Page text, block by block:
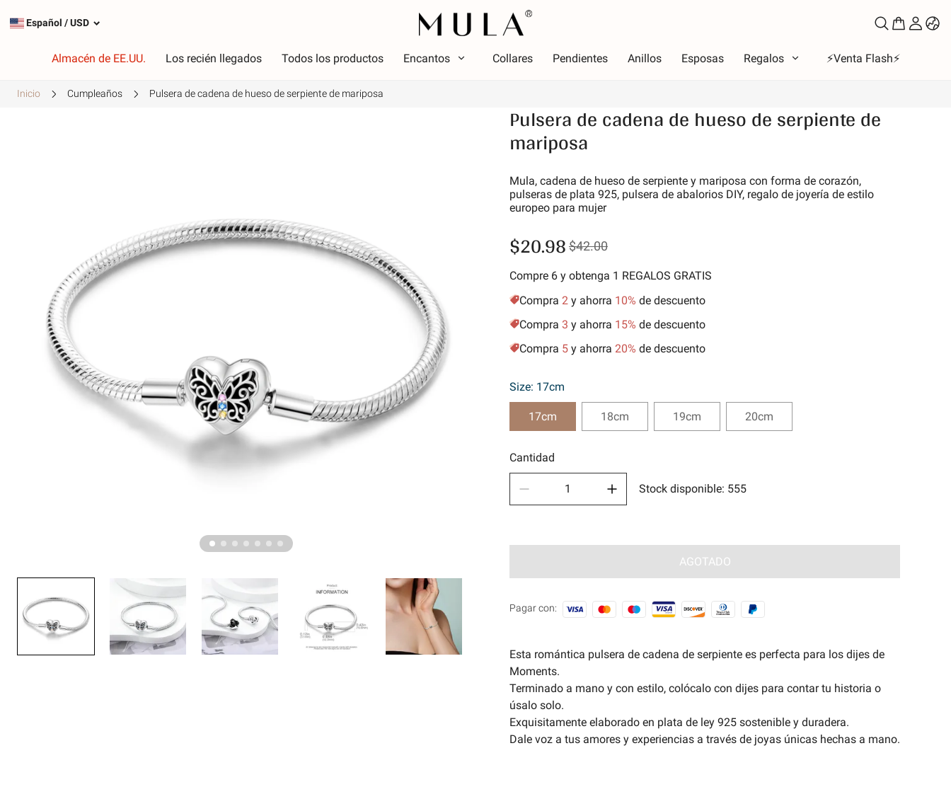
Español /USD
Almacén de EE.UU. Los recién llegados Todos los productos Encantos Collares Pendientes Anillos Esposas Regalos ⚡️Venta Flash⚡️
Amarillo dorado
Tema
simbolos de amor
Amigos de la familia
Animales y Mascotas
Aficiones
🧿Serie Magia Antigua🧿
Inicio Cumpleaños Pulsera de cadena de hueso de serpiente de mariposa
Pulsera de cadena de hueso de serpiente de
mariposa
Mula, cadena de hueso de serpiente y mariposa con forma de corazón,
pulseras de plata 925, pulsera de abalorios DIY, regalo de joyería de estilo
europeo para mujer
$20.98 $42.00
Compre 6 y obtenga 1 REGALOS GRATIS
Compra 2 y ahorra 10% de descuento
Compra 3 y ahorra 15% de descuento
Compra 5 y ahorra 20% de descuento
Size: 17cm
17cm 18cm 19cm 20cm
Cantidad
Stock disponible: 555
AGOTADO
Pagar con:
Esta romántica pulsera de cadena de serpiente es perfecta para los dijes de
Moments.
Terminado a mano y con estilo, colócalo con dijes para contar tu historia o
úsalo solo.
Exquisitamente elaborado en plata de ley 925 sostenible y duradera.
Dale voz a tus amores y experiencias a través de joyas únicas hechas a mano.